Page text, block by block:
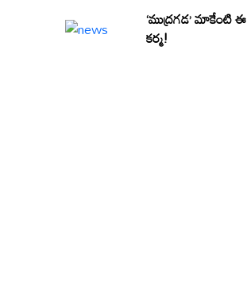
‘ముద్రగడ’ మాకేంటి ఈ
కర్మ!